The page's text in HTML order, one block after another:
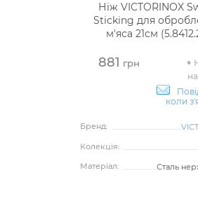
Ніж VICTORINOX
Sticking для
м'яса 21см
881 грн
коли
Бренд:
Колекція:
Матеріал:
Сталь